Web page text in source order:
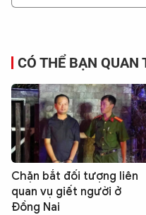
CÓ THỂ BẠN QUAN
Chặn bắt đối tượng liên
quan vụ giết người ở
Đồng Nai